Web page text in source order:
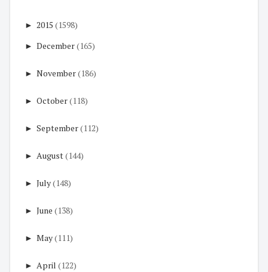
► 2015 (1598)
► December(165)
► November(186)
► October(118)
► September(112)
► August(144)
► July(148)
► June (138)
► May(111)
► April (122)